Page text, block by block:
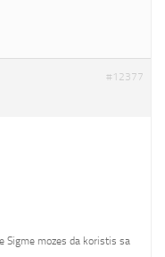
#12377
Sigme mozes da koristis sa